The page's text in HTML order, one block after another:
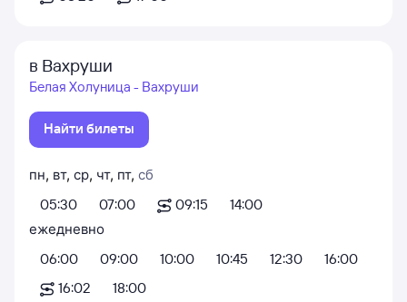
в Вахруши
Белая Холуница - Вахруши
Найти билеты
пн, вт, ср, чт, пт, сб
05:30
07:00 09:15
14:00
ежедневно
06:00
09:00 10:00 10:45 12:30
16:00
16:02
18:00